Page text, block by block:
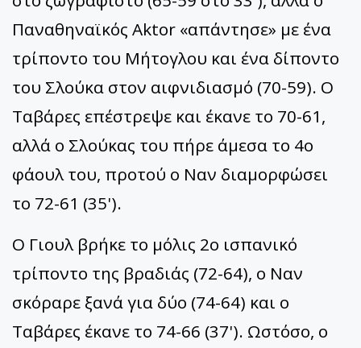
Παναθηναϊκός Aktor «απάντησε» με ένα
τρίποντο του Μήτογλου και ένα δίποντο
του Σλούκα στον αιφνιδιασμό (70-59). Ο
Ταβάρες επέστρεψε και έκανε το 70-61,
αλλά ο Σλούκας του πήρε άμεσα το 4ο
φάουλ του, προτού ο Ναν διαμορφώσει
το 72-61 (35').
Ο Γιουλ βρήκε το μόλις 2ο ισπανικό
τρίποντο της βραδιάς (72-64), ο Ναν
σκόραρε ξανά για δύο (74-64) και ο
Ταβάρες έκανε το 74-66 (37'). Ωστόσο, ο